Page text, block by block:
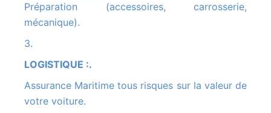
Préparation (accessoires, carrosserie,
mécanique).
3.
LOGISTIQUE :.
Assurance Maritime tous risques sur la valeur de
votre voiture.